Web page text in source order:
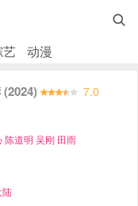

艺 动漫
(2024) 7.0
陈道明 吴刚 田雨
陆